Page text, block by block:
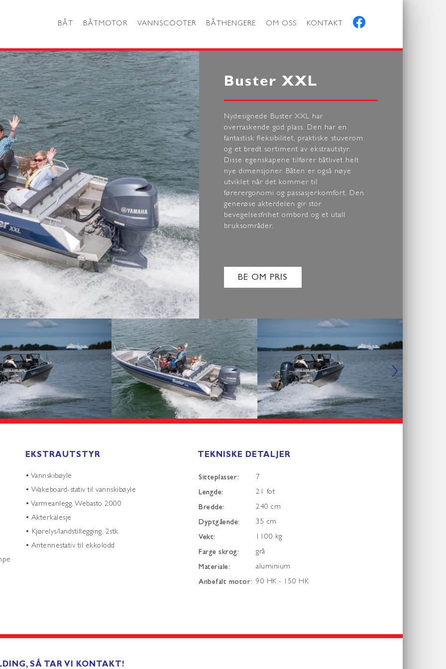
BÅT BÅTMOTOR VANNSCOOTER BÅTHENGERE OM OSS KONTAKT
Buster XXL
Nydesignede Buster XXL har
overraskende god plass. Den har en
fantastisk fleksibilitet, praktiske stuverom
og et bredt sortiment av ekstrautstyr.
Disse egenskapene tilfører båtlivet helt
nye dimensjoner. Båten er også nøye
utviklet når det kommer til
førerergonomi og passasjerkomfort. Den
generøse akterdelen gir stor
bevegelsesfrihet ombord og et utall
bruksområder.
BE OM PRIS
›
EKSTRAUTSTYR
• Vannskibøyle
• Wakeboard-stativ til vannskibøyle
• Varmeanlegg, Webasto 2000
• Akterkalesje
• Kjørelys/landstillegging, 2stk
• Antennestativ til ekkolodd
TEKNISKE DETALJER
Sitteplasser: 7
Lengde: 21 fot
Bredde: 240 cm
Dyptgående: 35 cm
Vekt: 1100 kg
Farge skrog: grå
Materiale: aluminium
Anbefalt motor: 90 HK - 150 HK
SÅ TAR VI KONTAKT!